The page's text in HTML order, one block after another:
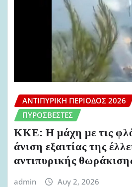
ΑΝΤΙΠΥΡΙΚΉ ΠΕΡΊΟΔΟΣ 2026
ΠΥΡΟΣΒΈΣΤΕΣ
ΚΚΕ: Η μάχη με τις
άνιση εξαιτίας της
αντιπυρικής
admin Αυγ 2, 2026